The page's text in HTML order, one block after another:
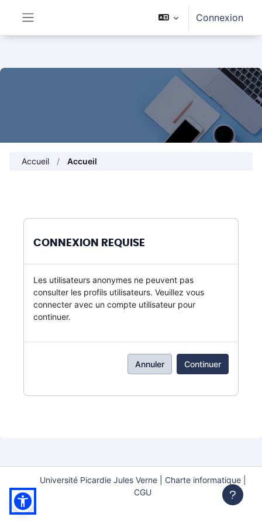
Connexion
Accueil Accueil
CONNEXION REQUISE
Les utilisateurs anonymes ne peuvent pas
consulter les profils utilisateurs. Veuillez vous
connecter avec un compte utilisateur pour
continuer.
Annuler Continuer
Université Picardie Jules Verne|
Charte informatique |
CGU